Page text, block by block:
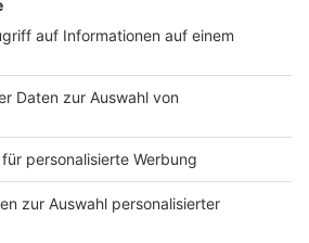
Arbeitsgericht in Mainz aber
Unrecht geschehen sei. Zum
im vertraulichen Gespräch
müsse ein Arbeitnehmer von
Kollegen "nicht positiv